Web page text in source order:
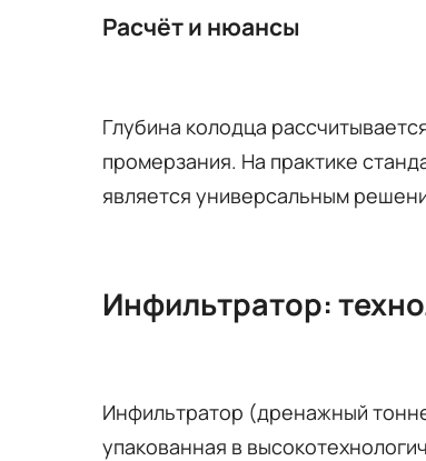
Расчёт и нюансы
Глубина колодца
промерзания. На практике
является универсальным
Инфильтратор:
Инфильтратор (дренажный
упакованная в